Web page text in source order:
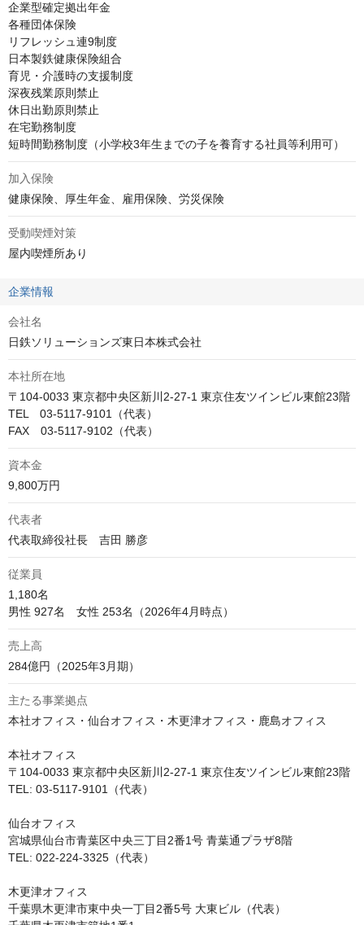
企業型確定拠出年金
各種団体保険
リフレッシュ連9制度
日本製鉄健康保険組合
育児・介護時の支援制度
深夜残業原則禁止
休日出勤原則禁止
在宅勤務制度
短時間勤務制度（小学校3年生までの子を養育する社員等利用可）
加入保険
健康保険、厚生年金、雇用保険、労災保険
受動喫煙対策
屋内喫煙所あり
企業情報
会社名
日鉄ソリューションズ東日本株式会社
本社所在地
〒104-0033 東京都中央区新川2-27-1 東京住友ツインビル東館23階
TEL　03-5117-9101（代表）
FAX　03-5117-9102（代表）
資本金
9,800万円
代表者
代表取締役社長　吉田 勝彦
従業員
1,180名
男性 927名　女性 253名（2026年4月時点）
売上高
284億円（2025年3月期）
主たる事業拠点
本社オフィス・仙台オフィス・木更津オフィス・鹿島オフィス
本社オフィス
〒104-0033 東京都中央区新川2-27-1 東京住友ツインビル東館23階
TEL: 03-5117-9101（代表）
仙台オフィス
宮城県仙台市青葉区中央三丁目2番1号 青葉通プラザ8階
TEL: 022-224-3325（代表）
木更津オフィス
千葉県木更津市東中央一丁目2番5号 大東ビル（代表）